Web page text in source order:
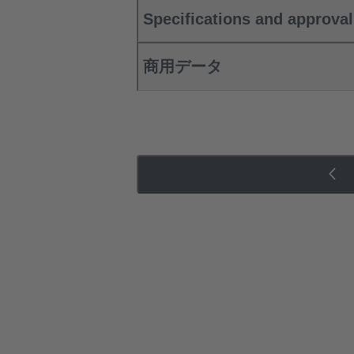
Specifications and
商用データ